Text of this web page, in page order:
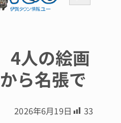
索
人の絵画
ら名張で
2026年6月19日 33